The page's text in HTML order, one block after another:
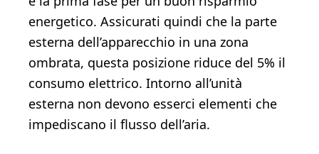
energetico. Assicurati quindi che la parte
esterna dell’apparecchio in una zona
ombrata, questa posizione riduce del 5% il
consumo elettrico. Intorno all’unità
esterna non devono esserci elementi che
impediscano il flusso dell’aria.